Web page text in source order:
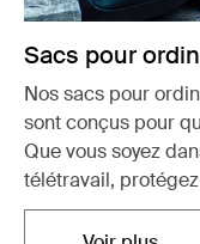
Sacs pour
Nos sacs pour
sont conçus pour
Que vous soyez
télétravail,